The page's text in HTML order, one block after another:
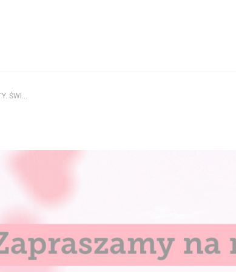
NIE TYLKO WALENTY. ŚWIĘCI OD MIŁOŚCI